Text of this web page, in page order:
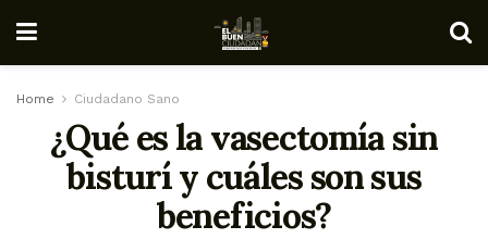
Home Ciudadano Sano
¿Qué es la vasectomía sin
bisturí y cuáles son sus
beneficios?